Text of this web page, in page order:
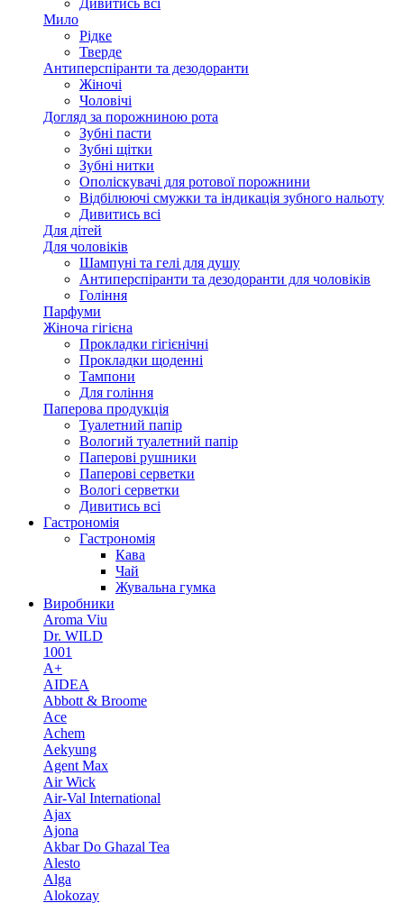
Дивитись всі
Мило
Рідке
Тверде
Антиперспіранти та дезодоранти
Жіночі
Чоловічі
Догляд за порожниною рота
Зубні пасти
Зубні щітки
Зубні нитки
Ополіскувачі для ротової порожнини
Відбілюючі смужки та індикація зубного нальоту
Дивитись всі
Для дітей
Для чоловіків
Шампуні та гелі для душу
Антиперспіранти та дезодоранти для чоловіків
Гоління
Парфуми
Жіноча гігієна
Прокладки гігієнічні
Прокладки щоденні
Тампони
Для гоління
Паперова продукція
Туалетний папір
Вологий туалетний папір
Паперові рушники
Паперові серветки
Вологі серветки
Дивитись всі
Гастрономія
Гастрономія
Кава
Чай
Жувальна гумка
Виробники
Aroma Viu
Dr. WILD
1001
A+
AIDEA
Abbott & Broome
Ace
Achem
Aekyung
Agent Max
Air Wick
Air-Val International
Ajax
Ajona
Akbar Do Ghazal Tea
Alesto
Alga
Alokozay